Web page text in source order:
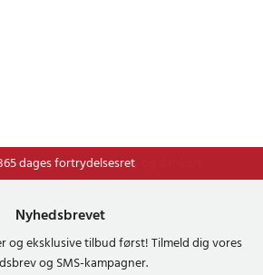
dages fortrydelsesret
betaling med mobilepay og dankort
Nyhedsbrevet
og eksklusive tilbud først! Tilmeld dig vores
og SMS-kampagner.